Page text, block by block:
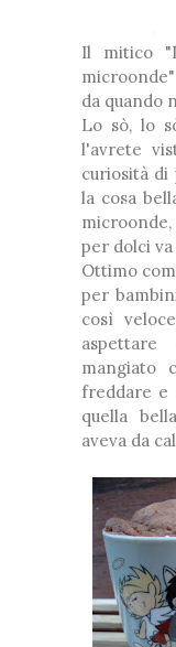
Il mitico
da quando
Lo sò, lo
l'avrete
curiosità di
la cosa
per dolci
Ottimo
per
così
mangiato
freddare e
quella
aveva da
❆
❅